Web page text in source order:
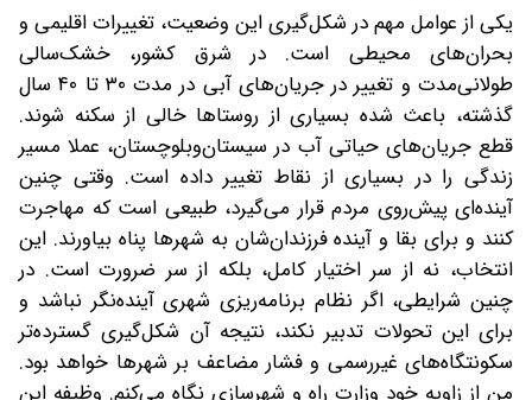
یکی از عوامل مهم در شکل‌گیری این وضعیت، تغییرات اقلیمی و
بحران‌های محیطی است. در شرق کشور، خشک‌سالی
طولانی‌مدت و تغییر در جریان‌های آبی در مدت ۳۰ تا ۴۰ سال
گذشته، باعث شده بسیاری از روستاها خالی از سکنه شوند.
قطع جریان‌های حیاتی آب در سیستان‌و‌بلوچستان، عملا مسیر
زندگی را در بسیاری از نقاط تغییر داده است. وقتی چنین
آینده‌ای پیش‌روی مردم قرار می‌گیرد، طبیعی است که مهاجرت
کنند و برای بقا و آینده فرزندان‌شان به شهرها پناه بیاورند. این
انتخاب، نه از سر اختیار کامل، بلکه از سر ضرورت است. در
چنین شرایطی، اگر نظام برنامه‌ریزی شهری آینده‌نگر نباشد و
برای این تحولات تدبیر نکند، نتیجه آن شکل‌گیری گسترده‌تر
سکونتگاه‌های غیررسمی و فشار مضاعف بر شهرها خواهد بود.
من از زاویه خود وزارت راه و شهرسازی نگاه می‌کنم. وظیفه این